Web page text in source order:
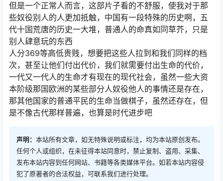
但是一个正常人而言，这部片子看的不舒服，使我对于那
些奴役别人的人更加抵触，中国有一段特殊的历史啊，五
代十国荒唐的历史一大堆，普通人的命真如同草芥，只是
别人肆意玩的东西
人分369等高低贵贱，想要把这些人拉到和我们同样的档
次，甚至让他们付出代价，我们就需要付出生命的代价，
一代又一代人的生命才有现在的现代社会，虽然一些大资
本阶级那国欧洲的某些部分人奴役他人的事情还是存在，
那其他国家的普通平民的生命当做棋子，虽然还存在，但
是不像古代那样普遍，也算是时代进步吧
声明： 本站所有文章，如无特殊说明或标注，均为本站原创发布。
任何个人或组织，在未征得本站同意时，禁止复制、盗用、采集、
发布本站内容到任何网站、书籍等各类媒体平台。如若本站内容侵
犯了原著者的合法权益，可联系我们进行处理。